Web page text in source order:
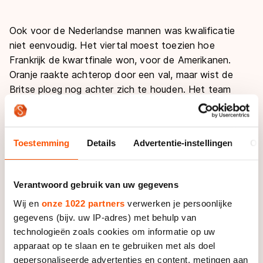
Toestemming Details Advertentie-instellingen
Verantwoord gebruik van uw gegevens
Wij en onze 1022 partners verwerken je persoonlijke
gegevens (bijv. uw IP-adres) met behulp van
technologieën zoals cookies om informatie op uw
apparaat op te slaan en te gebruiken met als doel
gepersonaliseerde advertenties en content, metingen aan
Ook voor de Nederlandse mannen was kwalificatie
niet eenvoudig. Het viertal moest toezien hoe
Frankrijk de kwartfinale won, voor de Amerikanen.
Oranje raakte achterop door een val, maar wist de
Britse ploeg nog achter zich te houden. Het team
eindigde slechts als derde, maar kon zich basis van de
tijd verzekeren van een plek bij de beste acht teams.
de eerste ronde nog eenvoudig te winnen.
eerste ronde aan de start met Mark Prinsen, die vorig
jaar brons met de ploeg bij het WK won, en Itzhak de
Laat. In de kwartfinales kregen Dennis Visser en
Adwin Snellink de kans om zich met hun ervaren
ploeggenoten te laten gelden. Beiden maakten in